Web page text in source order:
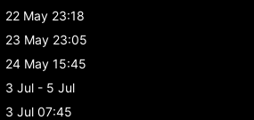
22 May 23:18
23 May 23:05
24 May 15:45
3 Jul - 5 Jul
3 Jul 07:45